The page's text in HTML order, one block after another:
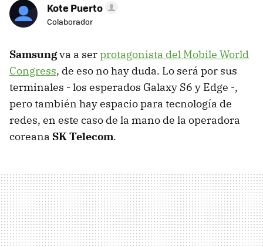
Kote Puerto
Colaborador
Samsungva a serprotagonista del Mobile World
Congress, de eso no hay duda. Lo será por sus
terminales - los esperados Galaxy S6 y Edge -,
pero también hay espacio para tecnología de
redes, en este caso de la mano de la operadora
coreana SK Telecom.